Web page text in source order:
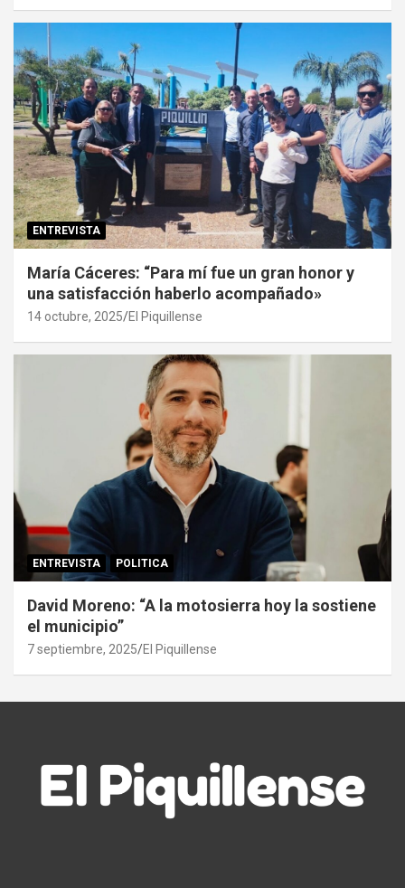
ENTREVISTA
María Cáceres: “Para mí fue un gran honor y
una satisfacción haberlo acompañado»
14 octubre, 2025 El Piquillense
ENTREVISTA POLITICA
David Moreno: “A la motosierra hoy la sostiene
el municipio”
7 septiembre, 2025 El Piquillense